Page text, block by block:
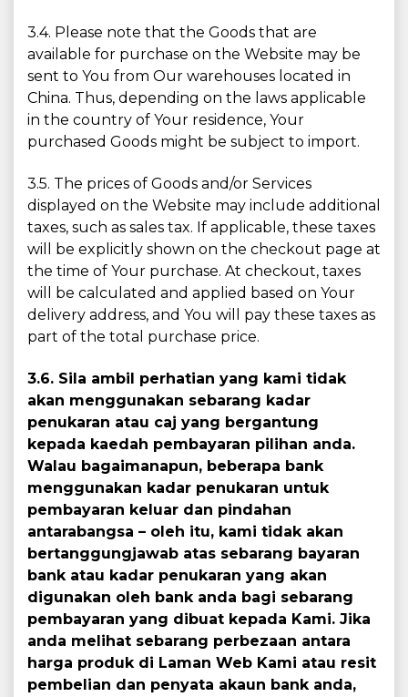
3.4. Please note that the Goods that are
available for purchase on the Website may be
sent to You from Our warehouses located in
China. Thus, depending on the laws applicable
in the country of Your residence, Your
purchased Goods might be subject to import.
3.5. The prices of Goods and/or Services
displayed on the Website may include additional
taxes, such as sales tax. If applicable, these taxes
will be explicitly shown on the checkout page at
the time of Your purchase. At checkout, taxes
will be calculated and applied based on Your
delivery address, and You will pay these taxes as
part of the total purchase price.
3.6. Sila ambil perhatian yang kami tidak
akan menggunakan sebarang kadar
penukaran atau caj yang bergantung
kepada kaedah pembayaran pilihan anda.
Walau bagaimanapun, beberapa bank
menggunakan kadar penukaran untuk
pembayaran keluar dan pindahan
antarabangsa – oleh itu, kami tidak akan
bertanggungjawab atas sebarang bayaran
bank atau kadar penukaran yang akan
digunakan oleh bank anda bagi sebarang
pembayaran yang dibuat kepada Kami. Jika
anda melihat sebarang perbezaan antara
harga produk di Laman Web Kami atau resit
pembelian dan penyata akaun bank anda,